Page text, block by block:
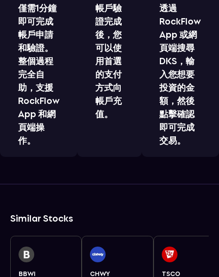
僅需1分鐘
即可完成
帳戶申請
和驗證。
整個過程
完全自
助，支援
RockFlow
App 和網
頁端操
作。
帳戶驗
證完成
後，您
可以使
用首選
的支付
方式向
帳戶充
值。
透過
RockFlow
App 或網
頁端搜尋
DKS，輸
入您想要
投資的金
額，然後
點擊確認
即可完成
交易。
Similar Stocks
BBWI CHWY TSCO